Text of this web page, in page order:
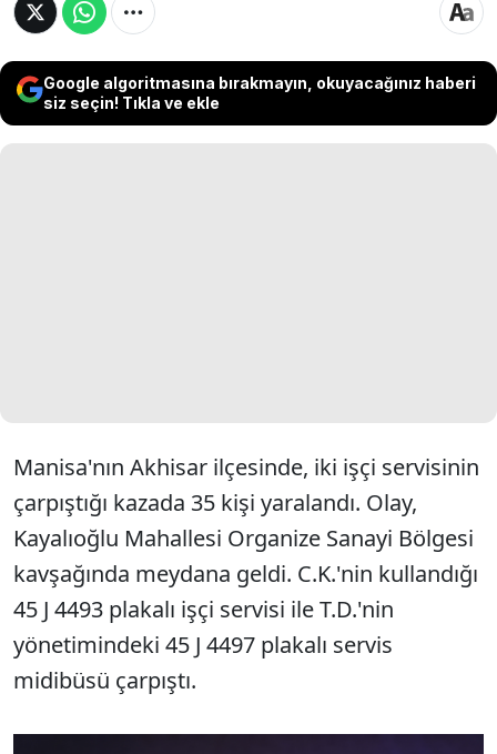
Google algoritmasına bırakmayın, okuyacağınız haberi
siz seçin! Tıkla ve ekle
Manisa'nın Akhisar ilçesinde, iki işçi servisinin
çarpıştığı kazada 35 kişi yaralandı. Olay,
Kayalıoğlu Mahallesi Organize Sanayi Bölgesi
kavşağında meydana geldi. C.K.'nin kullandığı
45 J 4493 plakalı işçi servisi ile T.D.'nin
yönetimindeki 45 J 4497 plakalı servis
midibüsü çarpıştı.